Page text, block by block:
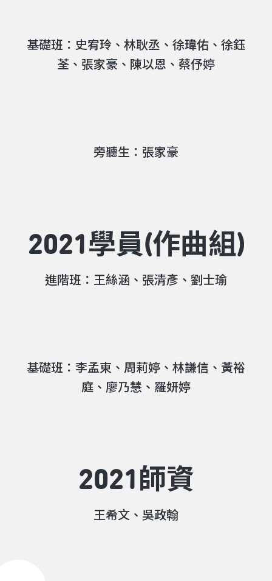
基礎班：史宥玲、林耿丞、徐瑋佑、徐鈺
荃、張家豪、陳以恩、蔡伃婷
旁聽生：張家豪
2021學員(作曲組)
進階班：王絲涵、張清彥、劉士瑜
基礎班：李孟東、周莉婷、林謙信、黃裕
庭、廖乃慧、羅妍婷
2021師資
王希文、吳政翰